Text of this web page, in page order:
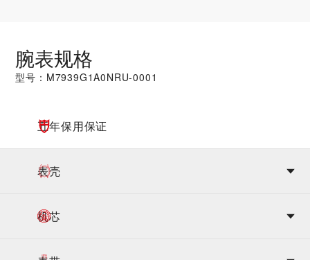
腕表规格
型号：M7939G1A0NRU-0001
五年保用保证
表壳
机芯